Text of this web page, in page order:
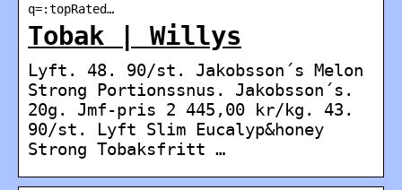
q=:topRated…
Tobak | Willys
Lyft. 48. 90/st. Jakobsson´s Melon
Strong Portionssnus. Jakobsson´s.
20g. Jmf-pris 2 445,00 kr/kg. 43.
90/st. Lyft Slim Eucalyp&honey
Strong Tobaksfritt …